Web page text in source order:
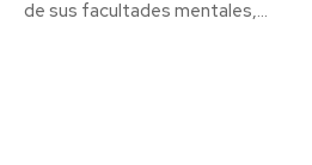
de sus facultades mentales,...